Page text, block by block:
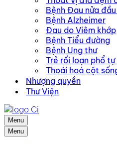
Bệnh Đau nửa
Bệnh Alzheimer
Đau do Viêm khớp
Bệnh Tiểu đường
Bệnh Ung thư
Trẻ rối loạn phổ tự
Thoái hoá cột
Nhượng quyền
Thư Viện
Menu
Menu